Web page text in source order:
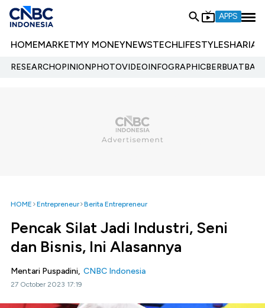
APPS
HOMEMARKETMY MONEYNEWSTECHLIFESTYLESHARIA
RESEARCHOPINIONPHOTOVIDEOINFOGRAPHIC
HOME Entrepreneur Berita Entrepreneur
Pencak Silat Jadi Industri, Seni
dan Bisnis, Ini Alasannya
Mentari Puspadini, CNBC Indonesia
27 October 2023 17:19